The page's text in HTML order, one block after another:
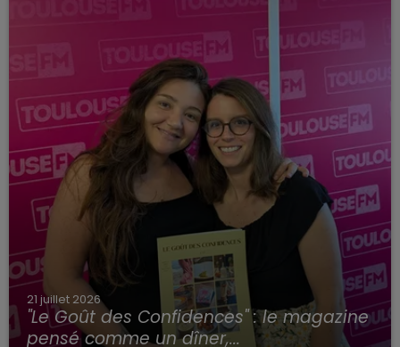
21 juillet 2026
"Le Goût des Confidences" : le magazine
pensé comme un dîner,...